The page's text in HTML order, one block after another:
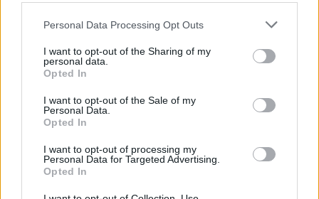
Personal Data Processing Opt Outs
I want to opt-out of the Sharing of my
personal data.
Opted In
I want to opt-out of the Sale of my
Personal Data.
Opted In
I want to opt-out of processing my
Personal Data for Targeted Advertising.
Opted In
Recessione economica: svantaggio o
opportunità?